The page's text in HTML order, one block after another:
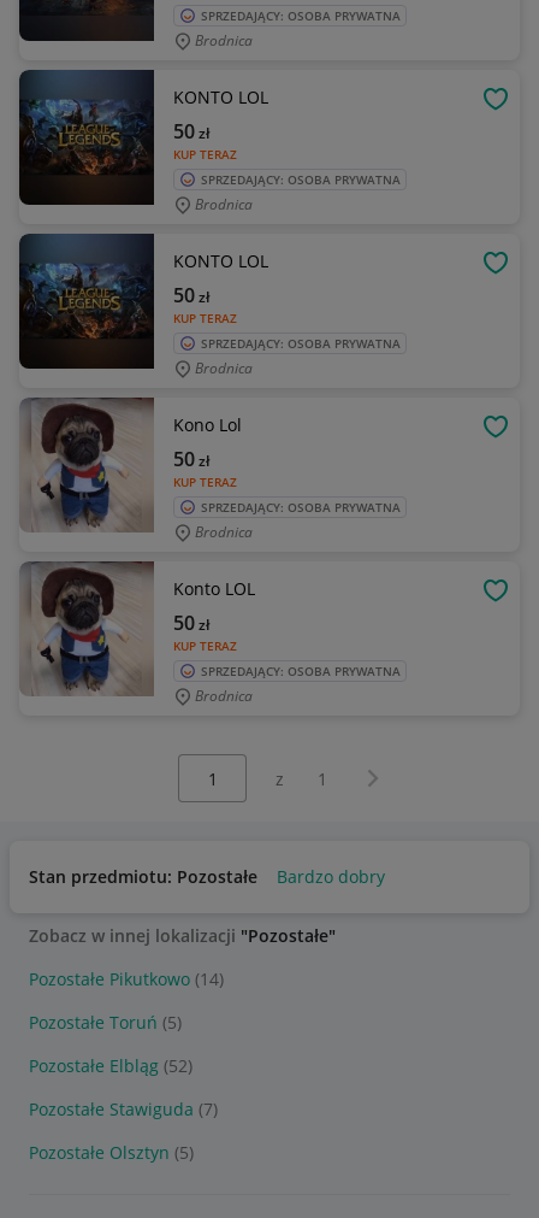
SPRZEDAJĄCY: OSOBA PRYWATNA
Brodnica
KONTO LOL
KUP TERAZ
50zł
SPRZEDAJĄCY: OSOBA PRYWATNA
Brodnica
KONTO LOL
KUP TERAZ
50zł
SPRZEDAJĄCY: OSOBA PRYWATNA
Brodnica
Kono Lol
KUP TERAZ
50zł
SPRZEDAJĄCY: OSOBA PRYWATNA
Brodnica
Konto LOL
KUP TERAZ
50zł
SPRZEDAJĄCY: OSOBA PRYWATNA
Brodnica
z 1 Następna strona
Stan przedmiotu: Pozostałe Bardzo dobry
Zobacz w innej lokalizacji "Pozostałe"
Pozostałe Pikutkowo (14)
Pozostałe Toruń (5)
Pozostałe Elbląg (52)
Pozostałe Stawiguda (7)
Pozostałe Olsztyn (5)